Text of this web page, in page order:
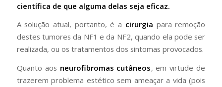
científica de que alguma delas seja eficaz.
A solução atual, portanto, é a cirurgia para remoção
destes tumores da NF1 e da NF2, quando ela pode ser
realizada, ou os tratamentos dos sintomas provocados.
Quanto aos neurofibromas cutâneos, em virtude de
trazerem problema estético sem ameaçar a vida (pois